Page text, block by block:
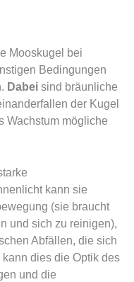
Mooskugel bei
Bedingungen
Dabei sind bräunliche
der Kugel
Wachstum mögliche
kann sie
(sie braucht
und sich zu reinigen),
Abfällen, die sich
kann dies die Optik des
und die